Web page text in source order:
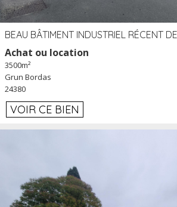
Achat ou location
3500m²
Grun Bordas
24380
VOIR CE BIEN